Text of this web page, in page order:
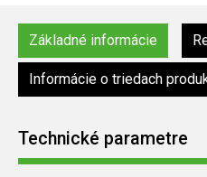
Základné informácie
Informácie o triedach
Technické parametre